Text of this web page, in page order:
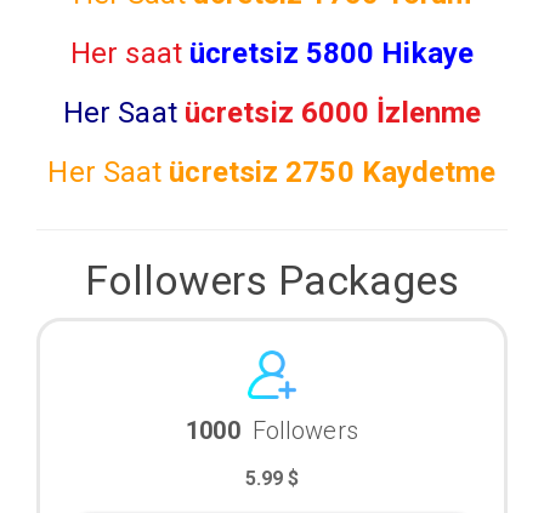
Her saat ücretsiz 5800 Hikaye
Her Saat ücretsiz 6000 İzlenme
Her Saat ücretsiz 2750 Kaydetme
Followers Packages
1000 Followers
5.99 $